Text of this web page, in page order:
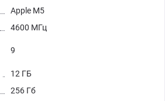
Apple M5
4600 МГц
9
12 ГБ
256 Гб